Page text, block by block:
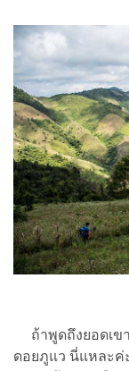
ถ้าพูดถึงยอดเข
ดอยภูแว นี่แหละค่